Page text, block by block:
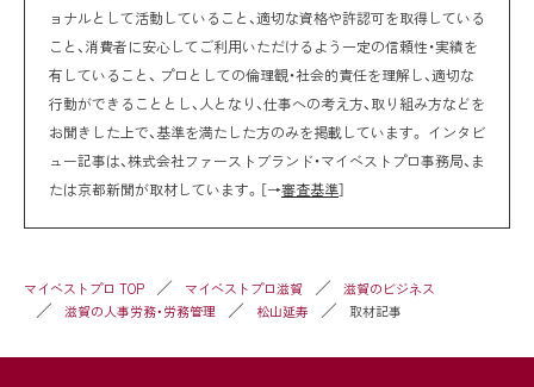
ョナルとして活動していること、適切な資格や許認可を取得している
こと、消費者に安心してご利用いただけるよう一定の信頼性・実績を
有していること、 プロとしての倫理観・社会的責任を理解し、適切な
行動ができることとし、人となり、仕事への考え方、取り組み方などを
お聞きした上で、基準を満たした方のみを掲載しています。 インタビ
ュー記事は、株式会社ファーストブランド・マイベストプロ事務局、ま
たは京都新聞が取材しています。［→審査基準］
マイベストプロ TOP マイベストプロ滋賀
滋賀のビジネス
滋賀の人事労務・労務管理
松山延寿 取材記事